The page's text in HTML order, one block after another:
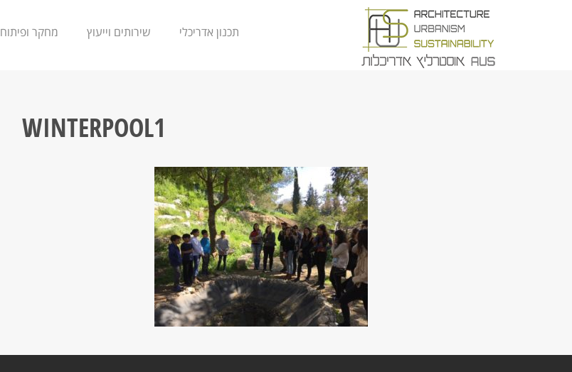
תכנון אדריכלי שירותים וייעוץ מחקר ופיתוח
WINTERPOOL1